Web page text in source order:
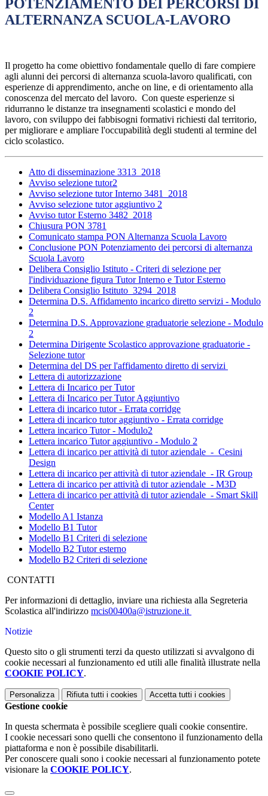
POTENZIAMENTO DEI PERCORSI DI
ALTERNANZA SCUOLA-LAVORO ​
Il progetto ha come obiettivo fondamentale quello di fare compiere
agli alunni dei percorsi di alternanza scuola-lavoro qualificati, con
esperienze di apprendimento, anche on line, e di orientamento alla
conoscenza del mercato del lavoro. Con queste esperienze si
ridurranno le distanze tra insegnamenti scolastici e mondo del
lavoro, con sviluppo dei fabbisogni formativi richiesti dal territorio,
per migliorare e ampliare l'occupabilità degli studenti al termine del
ciclo scolastico.
Atto di disseminazione 3313_2018
Avviso selezione tutor2
Avviso selezione tutor Interno 3481_2018
Avviso selezione tutor aggiuntivo 2
Avviso tutor Esterno 3482_2018
Chiusura PON 3781
Comunicato stampa PON Alternanza Scuola Lavoro
Conclusione PON Potenziamento dei percorsi di alternanza
Scuola Lavoro
Delibera Consiglio Istituto - Criteri di selezione per
l'individuazione figura Tutor Interno e Tutor Esterno
Delibera Consiglio Istituto_3294_2018
Determina D.S. Affidamento incarico diretto servizi - Modulo
2
Determina D.S. Approvazione graduatorie selezione - Modulo
2
Determina Dirigente Scolastico approvazione graduatorie -
Selezione tutor
Determina del DS per l'affidamento diretto di servizi
Lettera di autorizzazione
Lettera di Incarico per Tutor
Lettera di Incarico per Tutor Aggiuntivo
Lettera di incarico tutor - Errata corridge
Lettera di incarico tutor aggiuntivo - Errata corridge
Lettera incarico Tutor - Modulo2
Lettera incarico Tutor aggiuntivo - Modulo 2
Lettera di incarico per attività di tutor aziendale -_Cesini
Design
Lettera di incarico per attività di tutor aziendale - IR Group
Lettera di incarico per attività di tutor aziendale - M3D
Lettera di incarico per attività di tutor aziendale - Smart Skill
Center
Modello A1 Istanza
Modello B1 Tutor
Modello B1 Criteri di selezione
Modello B2 Tutor esterno
Modello B2 Criteri di selezione
CONTATTI
Per informazioni di dettaglio, inviare una richiesta alla Segreteria
Scolastica all'indirizzo mcis00400a@istruzione.it
Notizie
Questo sito o gli strumenti terzi da questo utilizzati si avvalgono di
cookie necessari al funzionamento ed utili alle finalità illustrate nella
COOKIE POLICY.
Personalizza Rifiuta tutti i cookies Accetta tutti i cookies
Gestione cookie
In questa schermata è possibile scegliere quali cookie consentire.
I cookie necessari sono quelli che consentono il funzionamento della
piattaforma e non è possibile disabilitarli.
Per conoscere quali sono i cookie necessari al funzionamento potete
visionare la COOKIE POLICY.